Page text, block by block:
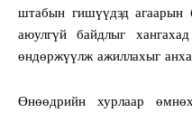
штабын гишүүдэд агаарын
аюулгүй байдлыг
өндөржүүлж ажиллахыг
Өнөөдрийн хурлаар